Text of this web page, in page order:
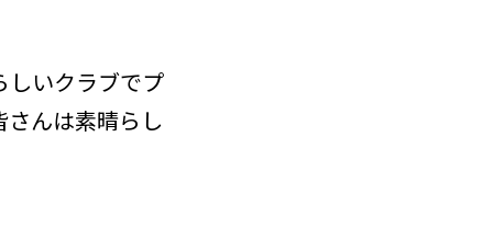
しいクラブでプ
さんは素晴らし